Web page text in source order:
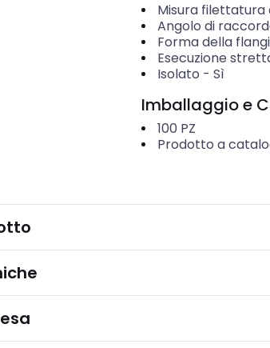
Misura
Angolo di
Forma della
Esecuzione
Isolato - Sì
Imballaggio e
100 PZ
Prodotto a